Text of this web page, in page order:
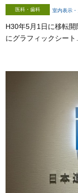
医科・歯科 室内表示
H30年5月1日に移転
にグラフィックシート